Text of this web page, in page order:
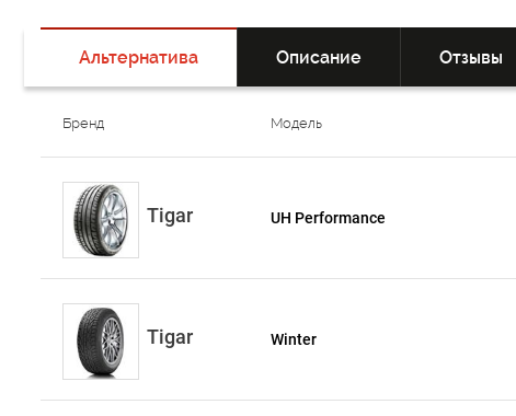
Альтернатива Описание Отзывы
Бренд Модель
Tigar UH Performance
Tigar Winter